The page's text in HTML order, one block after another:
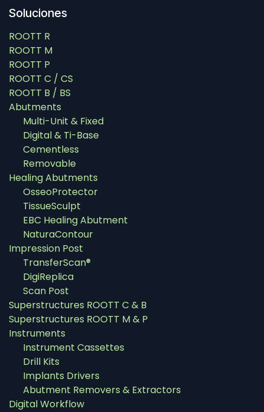
Soluciones​
ROOTT R
ROOTT M
ROOTT P
ROOTT C / CS
ROOTT B / BS
Abutments
Multi-Unit & Fixed
Digital & Ti-Base
Cementless
Removable
Healing Abutments
OsseoProtector
TissueSculpt
EBC Healing Abutment
NaturaContour
Impression Post
TransferScan®
DigiReplica
Scan Post
Superstructures ROOTT C & B
Superstructures ROOTT M & P
Instruments
Instrument Cassettes
Drill Kits
Implants Drivers
Abutment Removers & Extractors
Digital Workflow